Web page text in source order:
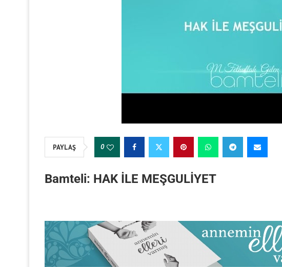
PAYLAŞ 0
Bamteli: HAK İLE MEŞGULİYET